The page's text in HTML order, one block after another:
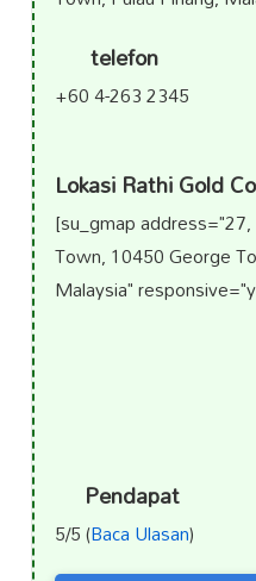
telefon
+60 4-263 2345
Lokasi Rathi Gold
[su_gmap
Town, 10450 George
Malaysia"
Pendapat
5/5 (Baca Ulasan)